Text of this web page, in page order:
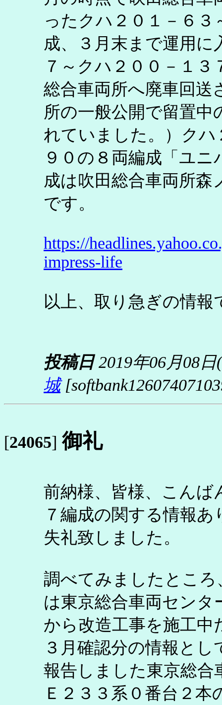
ったクハ２０１－６
成、３月末まで運用
７～クハ２００－１
総合車両所へ廃車回送
所の一般公開で留置
れていました。）クハ
９０の８両編成「ユ
成は吹田総合車両所森
です。
https://
impress-life
以上、取り急ぎの情
投稿日2019年06月08
城
[24065] 御礼
前納様、皆様、こんば
７編成の関する情報
失礼致しました。
調べてみましたとこ
は東京総合車両セン
から改造工事を施工
３月確認分の情報と
報告しました東京総合
Ｅ２３３系０番台２